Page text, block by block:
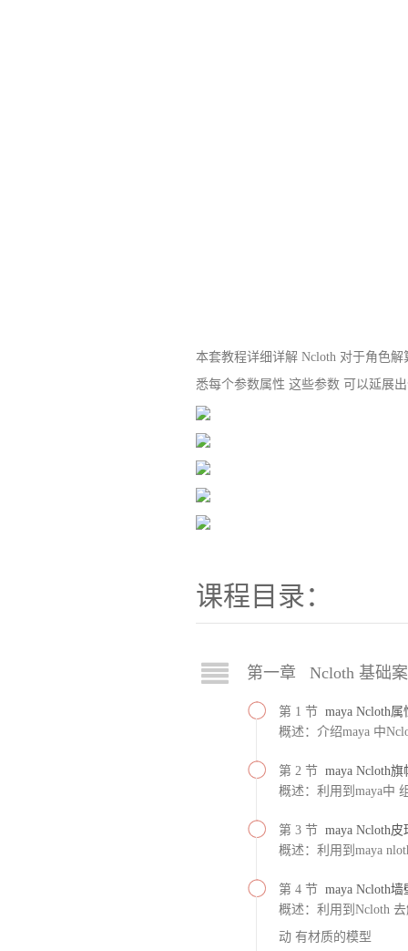
本套教程详细详解 Ncloth 对于角色
悉每个参数属性 这些参数 可以延展
课程目录：
第一章 Ncloth 基础
第 1 节 maya Ncloth
概述：介绍maya 中
第 2 节 maya Ncloth
概述：利用到maya中
第 3 节 maya Ncloth
概述：利用到maya
第 4 节 maya Ncloth
概述：利用到Ncloth
动 有材质的模型